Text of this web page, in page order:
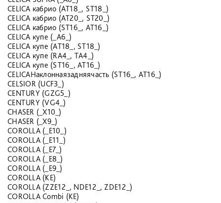
CELICA кабрио (AT18_, ST18_)
CELICA кабрио (AT20_, ST20_)
CELICA кабрио (ST16_, AT16_)
CELICA купе (_A6_)
CELICA купе (AT18_, ST18_)
CELICA купе (RA4_, TA4_)
CELICA купе (ST16_, AT16_)
CELICAНаклоннаязадняячасть (ST16_, AT16_)
CELSIOR (UCF3_)
CENTURY (GZG5_)
CENTURY (VG4_)
CHASER (_X10_)
CHASER (_X9_)
COROLLA (_E10_)
COROLLA (_E11_)
COROLLA (_E7_)
COROLLA (_E8_)
COROLLA (_E9_)
COROLLA (KE)
COROLLA (ZZE12_, NDE12_, ZDE12_)
COROLLA Combi (KE)